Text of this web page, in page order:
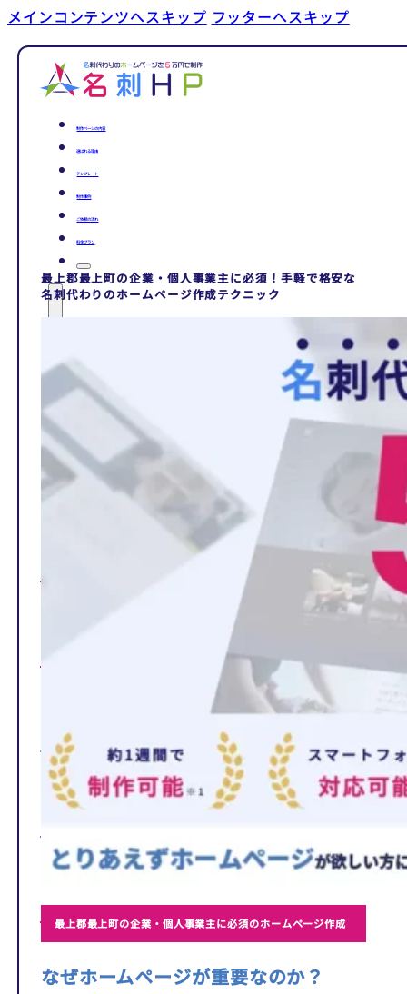
メインコンテンツへスキップ フッターへスキップ
制作ページの内容
選ばれる理由
テンプレート
制作事例
ご依頼の流れ
料金プラン
選ばれる理由
制作事例
最上郡最上町の企業・個人事業主に必須！手軽で格安な
名刺代わりのホームページ作成テクニック
最上郡最上町の企業・個人事業主に必須のホームページ作成
なぜホームページが重要なのか？